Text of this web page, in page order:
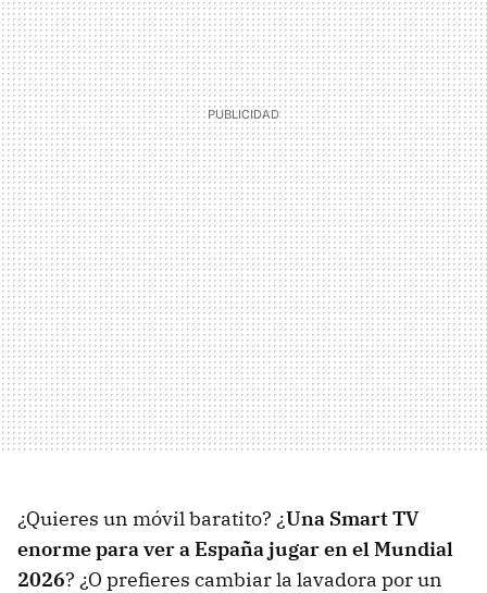
¿Quieres un móvil baratito? ¿Una Smart TV
enorme para ver a España jugar en el Mundial
2026? ¿O prefieres cambiar la lavadora por un